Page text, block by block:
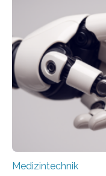
Entwicklung der
HSHL verantwortet
sowie die KI-
die Entwicklung
Assistenzsystems,
kontinuierlich
und in Notfällen
Medizintechnik